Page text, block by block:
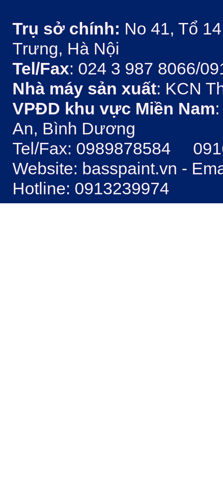
Trụ sở chính: No 41, Tổ
Trưng, Hà Nội
Tel/Fax: 024 3 987 8066/
Nhà máy sản xuất: KCN
VPĐD khu vực Miền Nam
An, Bình Dương
Tel/Fax: 0989878584
Website: basspaint.vn -
Hotline: 0913239974